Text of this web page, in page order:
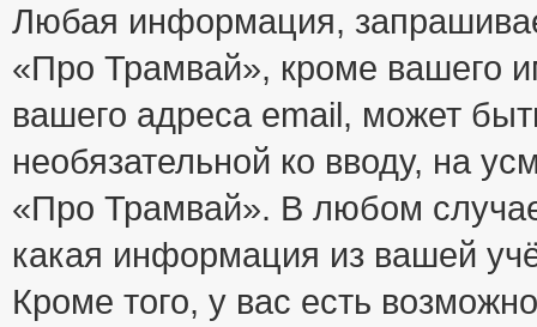
Любая информация,
«Про Трамвай», кроме вашего
вашего адреса email, может
необязательной ко вводу, на
«Про Трамвай». В любом
какая информация из вашей
Кроме того, у вас есть